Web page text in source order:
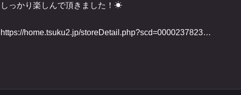
しっかり楽しんで頂きました！☀
https://home.tsuku2.jp/storeDetail.php?scd=0000237823